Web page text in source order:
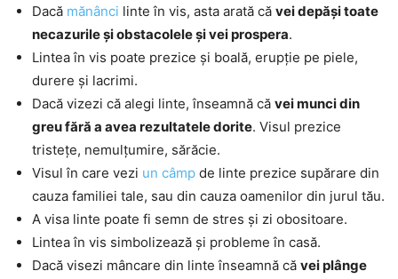
Dacă mănânci linte în vis, asta arată că vei depăși toate
necazurile și obstacolele și vei prospera.
Lintea în vis poate prezice și boală, erupție pe piele,
durere și lacrimi.
Dacă vizezi că alegi linte, înseamnă că vei munci din
greu fără a avea rezultatele dorite. Visul prezice
tristețe, nemulțumire, sărăcie.
Visul în care vezi un câmp de linte prezice supărare din
cauza familiei tale, sau din cauza oamenilor din jurul tău.
A visa linte poate fi semn de stres și zi obositoare.
Lintea în vis simbolizează și probleme în casă.
Dacă visezi mâncare din linte înseamnă că vei plânge